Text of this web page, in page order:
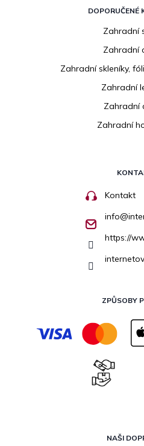
DOPORUČENÉ
Zahradní
Zahradní
Zahradní skleníky,
Zahradní
Zahradní
Zahradní
Kontakt
info@
https://
ZPŮSOBY
NAŠI